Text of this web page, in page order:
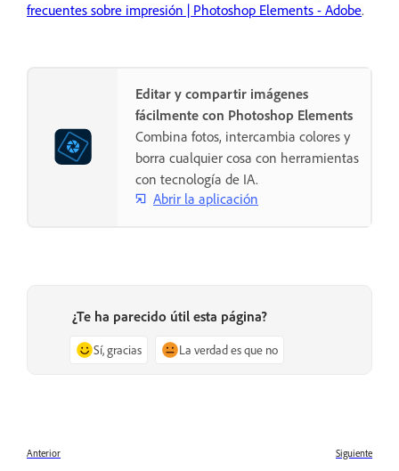
frecuentes sobre impresión | Photoshop Elements - Adobe.
Editar y compartir imágenes
fácilmente con Photoshop Elements
Combina fotos, intercambia colores y
borra cualquier cosa con herramientas
con tecnología de IA.
Abrir la aplicación
¿Te ha parecido útil esta página?
Sí, gracias La verdad es que no
Anterior Siguiente